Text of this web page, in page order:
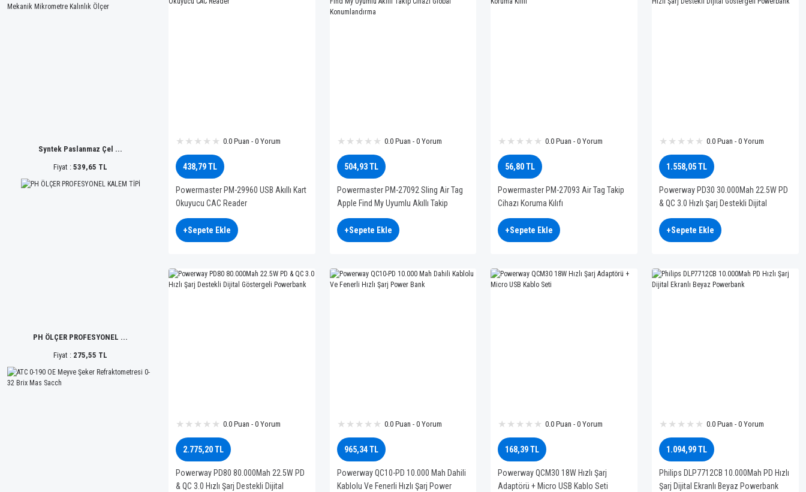
Syntek Paslanmaz Çel ...
Fiyat :539,65 TL
PH ÖLÇER PROFESYONEL ...
Fiyat : 275,55 TL
0.0 Puan - 0 Yorum
438,79 TL
Powermaster PM-29960 USB Akıllı Kart
Okuyucu CAC Reader
+Sepete Ekle
0.0 Puan - 0 Yorum
504,93 TL
Powermaster PM-27092 Sling Air Tag
Apple Find My Uyumlu Akıllı Takip
Cihazı Global Konumlandırma
+Sepete Ekle
0.0 Puan - 0 Yorum
56,80 TL
Powermaster PM-27093 Air Tag Takip
Cihazı Koruma Kılıfı
+Sepete Ekle
0.0 Puan - 0 Yorum
1.558,05 TL
Powerway PD30 30.000Mah 22.5W PD
& QC 3.0 Hızlı Şarj Destekli Dijital
Göstergeli Powerbank
+Sepete Ekle
0.0 Puan - 0 Yorum
2.775,20 TL
Powerway PD80 80.000Mah 22.5W PD
& QC 3.0 Hızlı Şarj Destekli Dijital
0.0 Puan - 0 Yorum
965,34 TL
Powerway QC10-PD 10.000 Mah Dahili
Kablolu Ve Fenerli Hızlı Şarj Power
0.0 Puan - 0 Yorum
168,39 TL
Powerway QCM30 18W Hızlı Şarj
Adaptörü + Micro USB Kablo Seti
0.0 Puan - 0 Yorum
1.094,99 TL
Philips DLP7712CB 10.000Mah PD Hızlı
Şarj Dijital Ekranlı Beyaz Powerbank